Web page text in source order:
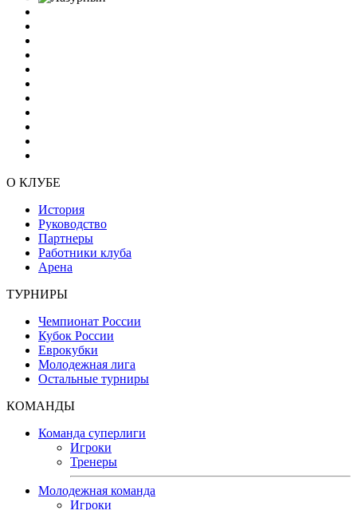
О КЛУБЕ
История
Руководство
Партнеры
Работники клуба
Арена
ТУРНИРЫ
Чемпионат России
Кубок России
Еврокубки
Молодежная лига
Остальные турниры
КОМАНДЫ
Команда суперлиги
Игроки
Тренеры
Молодежная команда
Игроки